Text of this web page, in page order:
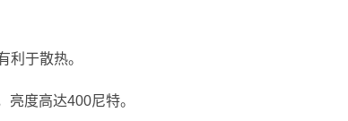
于散热。
度高达400尼特。